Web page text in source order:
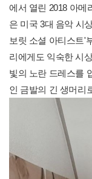
에서 열린 2018 아메
은 미국 3대 음악 시
보릿 소셜 아티스트'
리에게도 익숙한 시
빛의 노란 드레스를
인 금발의 긴 생머리